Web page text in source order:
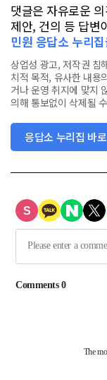
댓글은 자유로운
제안, 건의 등 답변
민원 응답소 누리
상업성 광고, 저작권 침
치적 목적, 유사한 내용
거나 운영 취지에 맞지
의해 통보없이 삭제될
응답소 누리집 바